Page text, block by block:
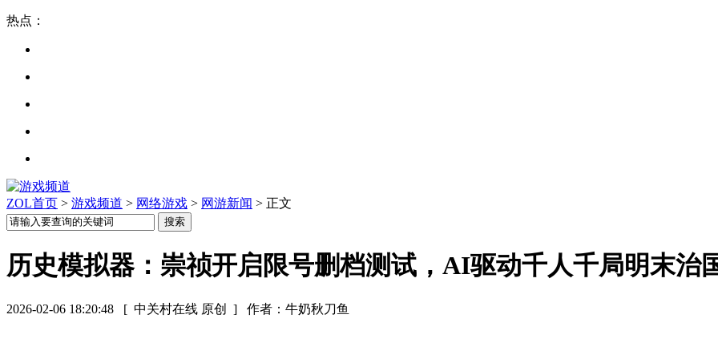
热点：
ZOL首页 > 游戏频道 > 网络游戏 > 网游新闻 > 正文
历史模拟器：崇祯开启限号删档测试，AI驱动千人千局明末治
2026-02-06 18:20:48 [ 中关村在线 原创 ] 作者：牛奶秋刀鱼